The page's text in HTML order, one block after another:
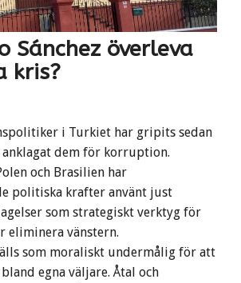
Sánchez överleva
kris?
i Turkiet har gripits sedan
anklagat dem för korruption.
och Brasilien har
politiska krafter använt just
som strategiskt verktyg för
eliminera vänstern.
som moraliskt undermålig för att
egna väljare. Åtal och